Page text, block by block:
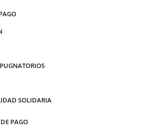
SOLIDARIA
PAGO